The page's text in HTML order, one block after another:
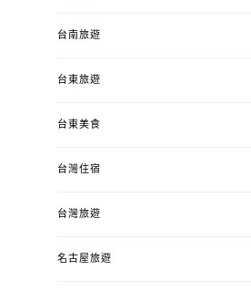
台南旅遊
台東旅遊
台東美食
台灣住宿
台灣旅遊
名古屋旅遊